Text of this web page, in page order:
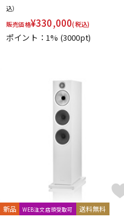
込）
販売価格¥330,000(税込)
ポイント：1% (3000pt)
新品 WEB注文店頭受取可 送料無料